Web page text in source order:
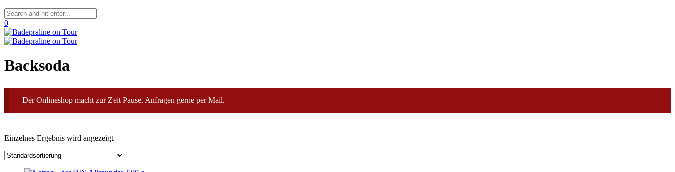
0
Backsoda
Der Onlineshop macht zur Zeit Pause. Anfragen gerne per Mail.
Einzelnes Ergebnis wird angezeigt